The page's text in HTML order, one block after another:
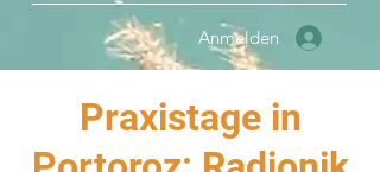
Anmelden
Praxistage in